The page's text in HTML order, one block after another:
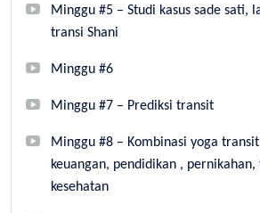
Minggu #5 – Studi kasus sade sati,
transi Shani
Minggu #6
Minggu #7 – Prediksi transit
Minggu #8 – Kombinasi yoga transit
keuangan, pendidikan ,
kesehatan